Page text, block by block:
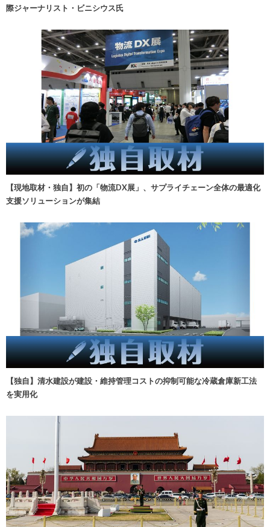
際ジャーナリスト・ビニシウス氏
【現地取材・独自】初の「物流DX展」、サプライチェーン全体の最適化
支援ソリューションが集結
【独自】清水建設が建設・維持管理コストの抑制可能な冷蔵倉庫新工法
を実用化